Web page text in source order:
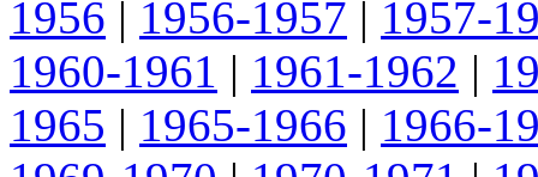
1956 | 1956-1957 | 1957-
1960-1961 | 1961-1962 |
1965 | 1965-1966 | 1966-